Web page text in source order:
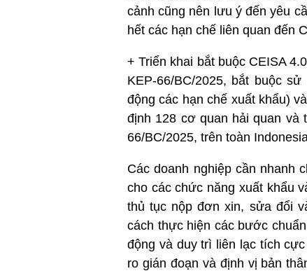
cảnh cũng nên lưu ý đến yêu
hết các hạn chế liên quan đến
+ Triển khai bắt buộc CEISA
KEP-66/BC/2025, bắt buộc
động các hạn chế xuất khẩu)
định 128 cơ quan hải quan và
66/BC/2025, trên toàn
Các doanh nghiệp cần nhanh
cho các chức năng xuất khẩu
thủ tục nộp đơn xin, sửa đổi
cách thực hiện các bước
động và duy trì liên lạc tích
ro gián đoạn và định vị bản